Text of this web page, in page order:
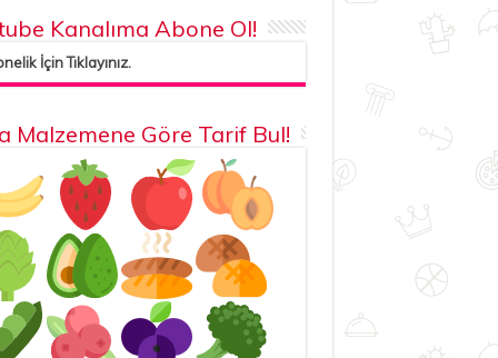
Kanalıma Abone Ol!
İçin Tıklayınız.
Malzemene Göre Tarif Bul!